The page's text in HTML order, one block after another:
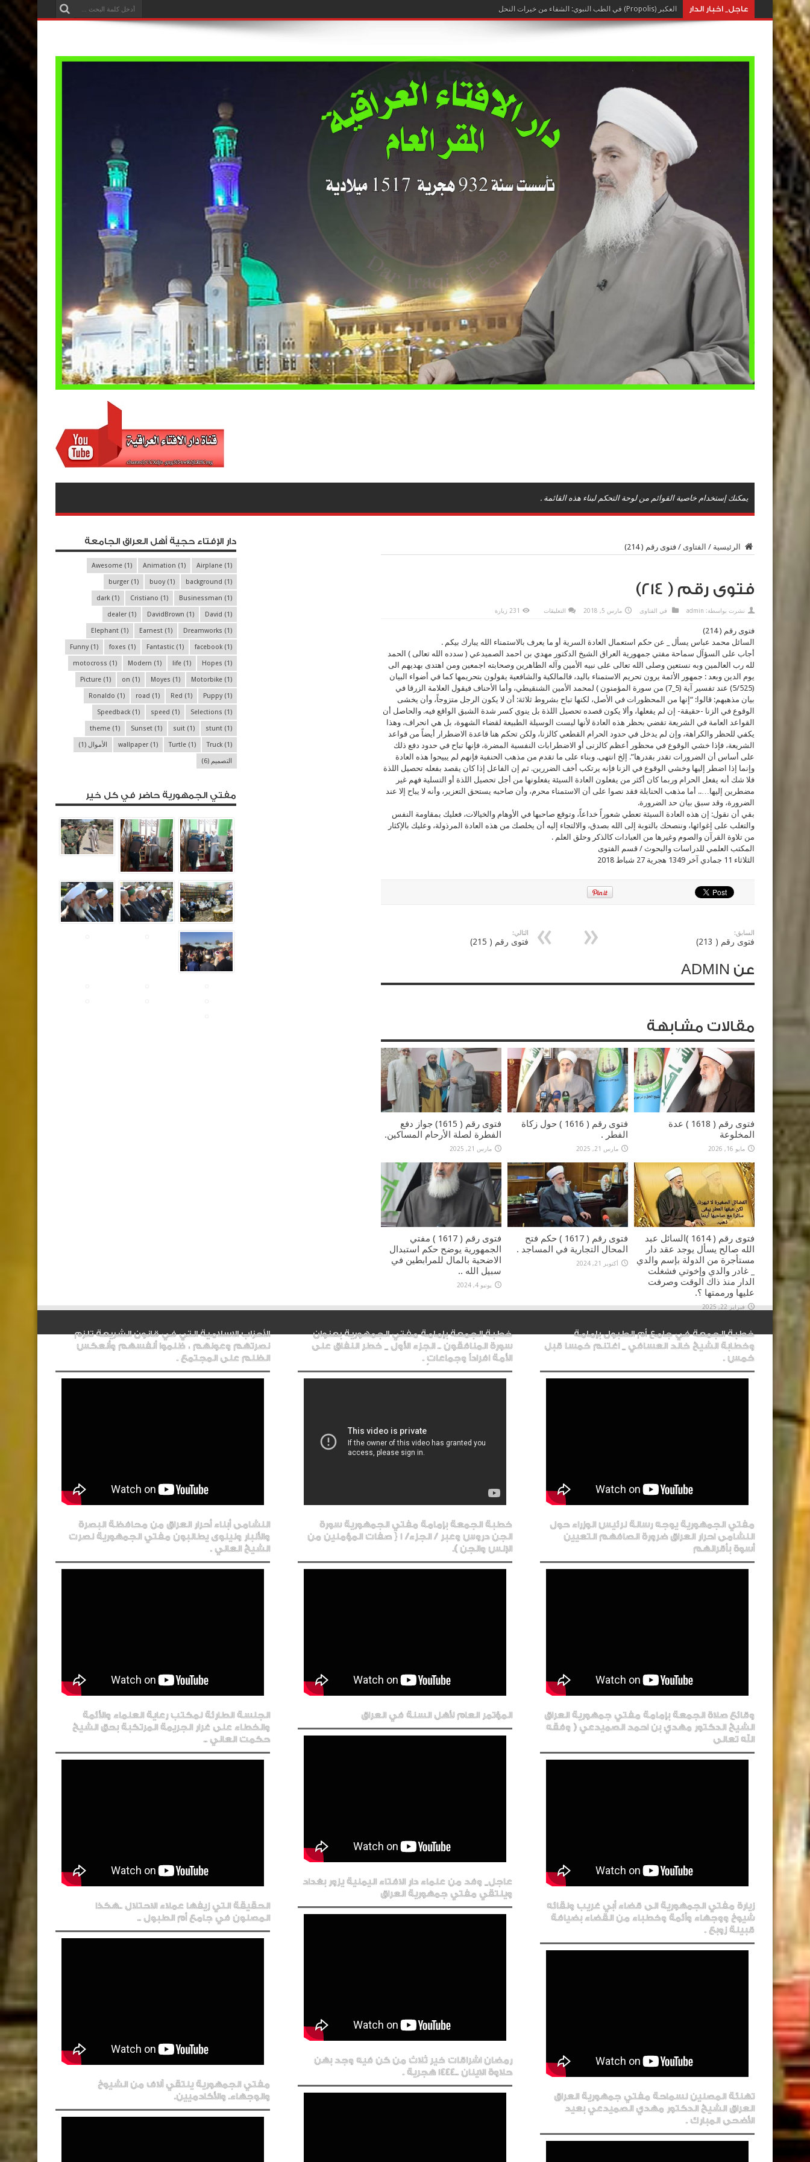
عاجل_ اخبار الدار العكبر (Propolis) في الطب النبوي: الشفاء من خيرات النحل
يمكنك إستخدام خاصية القوائم من لوحة التحكم لبناء هذه القائمة .
الرئيسية / الفتاوى / فتوى رقم ( 214)
فتوى رقم ( 214)
نشرت بواسطة: admin في الفتاوى مارس 5, 2018 التعليقات
مغلقة
231 زيارة
فتوى رقم ( 214)
السائل محمد عباس يسأل _ عن حكم استعمال العادة السرية أو ما يعرف بالاستمناء الله يبارك بيكم .
أجاب على السؤآل سماحة مفتي جمهورية العراق الشيخ الدكتور مهدي بن احمد الصميدعي ( سدده الله تعالى ) الحمد
لله رب العالمين وبه نستعين وصلى الله تعالى على نبيه الأمين وآله الطاهرين وصحابته اجمعين ومن اهتدى بهديهم الى
يوم الدين وبعد : جمهور الأئمة يرون تحريم الاستمناء باليد، فالمالكية والشافعية يقولون بتحريمها كما في أضواء البيان
(5/525) عند تفسير آية (5_7) من سورة المؤمنو
ن ) لمحمد الأمين الشنقيطي، وأما الأحناف فيقول العلامة الزرقا في
بيان مذهبهم: قالوا: “إنها من المحظورات في الأصل، لكنها تباح بشروط ثلاثة: أن لا يكون الرجل متزوجاً، وأن يخشى
الوقوع في الزنا -حقيقة- إن لم يفعلها، وألا يكون قصده تحصيل اللذة بل ينوي كسر شدة الشبق الواقع فيه. والحاصل أن
القواعد العامة في الشريعة تقضي بحظر هذه العادة لأنها ليست الوسيلة الطبيعة لقضاء الشهوة، بل هي انحراف، وهذا
يكفي للحظر والكراهة، وإن لم يدخل في حدود الحرام القطعي كالزنا، ولكن تحكم هنا قاعدة الاضطرار أيضاً من قواعد
الشريعة، فإذا خشي الوقوع في محظور أعظم كالزنى أو الاضطرابات النفسية المضرة، فإنها تباح في حدود دفع ذلك
على أساس أن الضرورات تقدر بقدرها”. إلخ انتهى. وبناء على ما تقدم من مذهب الحنفية فإنهم لم يبيحوا هذه العادة
وإنما إذا اضطر إليها وخشي الوقوع في الزنا فإنه يرتكب أخف الضررين. ثم إن الفاعل إذا كان يقصد بفعله تحصيل اللذة
فلا شك أنه يفعل الحرام وربما كان أكثر من يفعلون العادة السيئة يفعلونها من أجل تحصيل اللذة أو التسلية فهم غير
مضطرين إليها….. أما مذهب الحنابلة فقد نصوا على أن الاستمناء محرم، وأن صاحبه يستحق التعزير، وأنه لا يباح إلا عند
الضرورة، وقد سبق بيان حد الضرورة.
بقي أن نقول: إن هذه العادة السيئة تعطي شعوراً خداعاً، وتوقع صاحبها في الأوهام والخيالات، فعليك بمقاومة النفس
والتغلب على إغوائها، وننصحك بالتوبة إلى الله بصدق، والالتجاء إليه أن يخلصك من هذه العادة المرذولة، وعليك بالإكثار
من تلاوة القرآن والصوم وغيرها من العبادات كالذكر وحلق العلم .
المكتب العلمي للدراسات والبحوث / قسم الفتوى
الثلاثاء 11 جمادي آخر 1349 هجرية 27 شباط 2018
السابق:
فتوى رقم ( 213)
التالي:
فتوى رقم ( 215)
عن ADMIN
مقالات مشابهة
فتوى رقم ( 1618 ) عدة
المخلوعة
مايو 16, 2026
فتوى رقم ( 1616 ) حول زكاة
الفطر .
مارس 21, 2025
فتوى رقم ( 1615) جواز دفع
الفطرة لصلة الأرحام المساكين.
مارس 21, 2025
فتوى رقم ( 1614 )السائل عبد
الله صالح يسأل يوجد عقد دار
مستأجرة من الدولة بإسم والدي
_ غادر والدي وإخوتي فشغلت
الدار منذ ذاك الوقت وصرفت
عليها ورممتها ؟.
فبراير 22, 2025
فتوى رقم ( 1617 ) حكم فتح
المحال التجارية في المساجد .
أكتوبر 21, 2024
فتوى رقم ( 1617 ) مفتي
الجمهورية يوضح حكم استبدال
الاضحية بالمال للمرابطين في
سبيل الله ..
يونيو 4, 2024
دار الإفتاء حجية أهل العراق الجامعة
Airplane (1)
Animation (1)
Awesome (1)
background (1)
buoy(1)
burger (1)
Businessman (1)
Cristiano (1)
dark (1)
David (1)
DavidBrown (1)
dealer (1)
Dreamworks (1)
Earnest (1)
Elephant (1)
facebook (1)
Fantastic (1)
foxes (1)
Funny(1)
Hopes (1)
life (1)
Modern (1)
motocross (1)
Motorbike (1)
Moyes (1)
on (1)
Picture (1)
Puppy(1)
Red (1)
road (1)
Ronaldo (1)
Selections (1)
speed (1)
Speedback (1)
stunt (1)
suit (1)
Sunset (1)
theme (1)
Truck (1)
Turtle (1)
wallpaper (1) الأموال (1)
التصميم (6)
مفتي الجمهورية حاضر في كل خير
خطبة الجمعة في جامع أم الطبول بإمامة
وخطابة الشيخ خالد العسافي _ اغتنم خمسا قبل
خمس .
مفتي الجمهورية يوجه رسالة لرئيس الوزراء حول
النشامى احرار العراق ضرورة انصافهم التعيين
أسوة بأقرانهم
وقائع صلاة الجمعة بإمامة مفتي جمهورية العراق
الشيخ الدكتور مهدي بن احمد الصميدعي ( وفقه
الله تعالى
زيارة مفتي الجمهورية الى قضاء أبي غريب ولقائه
شيوخ ووجهاء وأئمة وخطباء من القضاء بضيافة
قبيلة زوبع .
تهنئة المصلين لسماحة مفتي جمهورية العراق
العراق الشيخ الدكتور مهدي الصميدعي بعيد
الأضحى المبارك .
خطبة الجمعة بإمامة مفتي الجمهورية بعنوان
سورة المنافقون .. الجزء الأول _ خطر النفاق على
الأمة افراداً وجماعاتٍ .
خطبة الجمعة بإمامة مفتي الجمهورية سورة
الجن دروس وعبر / الجزء/ 1 { صفات المؤمنين من
الإنس والجن ).
المؤتمر العام لأهل السنة في العراق
عاجل_ وفد من علماء دار الافتاء اليمنية يزور بغداد
ويلتقي مفتي جمهورية العراق
رمضان اشراقات خير ثلاث من كن فيه وجد بهن
حلاوة الاينان ..1444 هجرية .
الأحزاب الاسلامية التي في قانون الشريعة تلزم
نصرتهم وعونهم ، ظلموا أنفسهم وأنعكس
الظلم على المجتمع .
النشامى أبناء أحرار العراق من محافظة البصرة
والأنبار ونينوى يطالبون مفتي الجمهورية نصرت
الشيخ العاني .
الجلسة الطارئة لمكتب رعاية العلماء والأئمة
والخطاء على غرار الجريمة المرتكبة بحق الشيخ
حكمت العاني ..
الحقيقة التي زيفها عملاء الاحتلال ..هكذا
المصلون في جامع أم الطبول ..
مفتي الجمهورية يلتقي آلاف من الشيوخ
والوجهاء. والأكادميين.